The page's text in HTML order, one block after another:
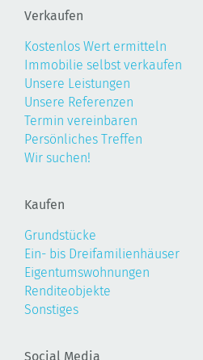
Verkaufen
Kostenlos Wert ermitteln
Immobilie selbst verkaufen
Unsere Leistungen
Unsere Referenzen
Termin vereinbaren
Persönliches Treffen
Wir suchen!
Kaufen
Grundstücke
Ein- bis Dreifamilienhäuser
Eigentumswohnungen
Renditeobjekte
Sonstiges
Social Media